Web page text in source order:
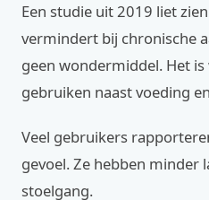
Een studie uit 2019 liet
vermindert bij chronische
geen wondermiddel. Het
gebruiken naast voeding
Veel gebruikers
gevoel. Ze hebben minder
stoelgang.